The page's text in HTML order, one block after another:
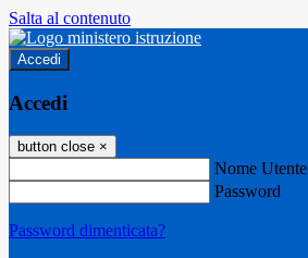
Salta al contenuto
Accedi
Accedi
button close ×
Nome Utente
Password
Password dimenticata?